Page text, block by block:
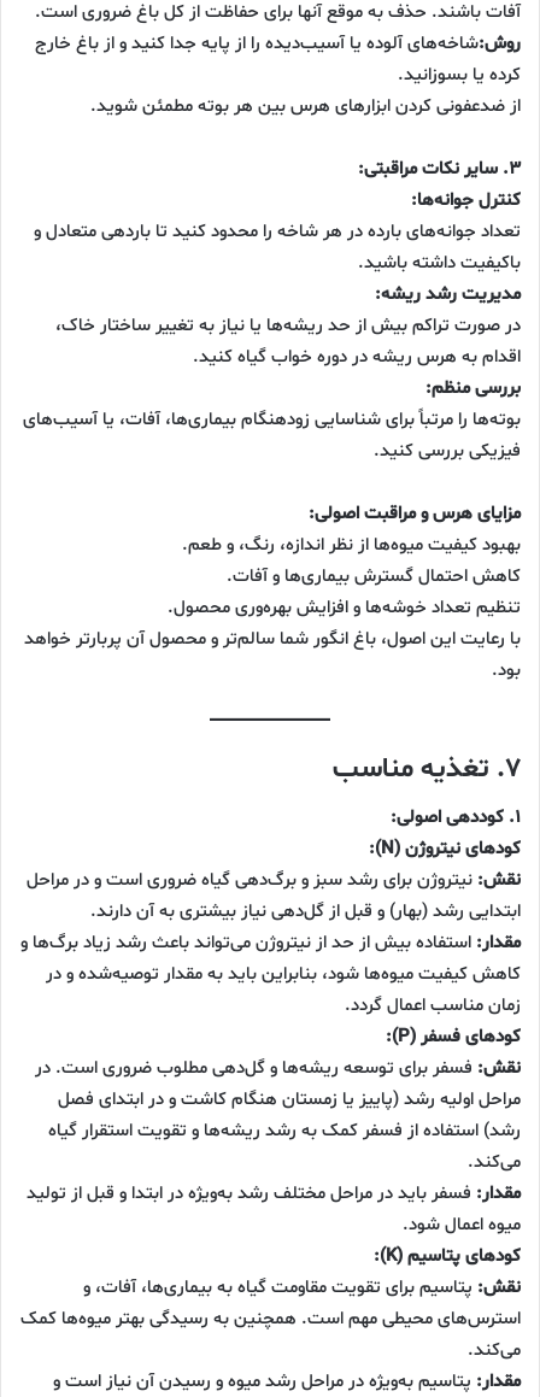
آفات باشند. حذف به موقع آنها برای حفاظت از کل باغ ضروری است.
روش:شاخه‌های آلوده یا آسیب‌دیده را از پایه جدا کنید و از باغ خارج
کرده یا بسوزانید.
از ضدعفونی کردن ابزارهای هرس بین هر بوته مطمئن شوید.
۳. سایر نکات مراقبتی:
کنترل جوانه‌ها:
تعداد جوانه‌های بارده در هر شاخه را محدود کنید تا باردهی متعادل و
باکیفیت داشته باشید.
مدیریت رشد ریشه:
در صورت تراکم بیش از حد ریشه‌ها یا نیاز به تغییر ساختار خاک،
اقدام به هرس ریشه در دوره خواب گیاه کنید.
بررسی منظم:
بوته‌ها را مرتباً برای شناسایی زودهنگام بیماری‌ها، آفات، یا آسیب‌های
فیزیکی بررسی کنید.
مزایای هرس و مراقبت اصولی:
بهبود کیفیت میوه‌ها از نظر اندازه، رنگ، و طعم.
کاهش احتمال گسترش بیماری‌ها و آفات.
تنظیم تعداد خوشه‌ها و افزایش بهره‌وری محصول.
با رعایت این اصول، باغ انگور شما سالم‌تر و محصول آن پربارتر خواهد
بود.
۷. تغذیه مناسب
۱. کوددهی اصولی:
کودهای نیتروژن (N):
نقش: نیتروژن برای رشد سبز و برگ‌دهی گیاه ضروری است و در مراحل
ابتدایی رشد (بهار) و قبل از گل‌دهی نیاز بیشتری به آن دارند.
مقدار: استفاده بیش از حد از نیتروژن می‌تواند باعث رشد زیاد برگ‌ها و
کاهش کیفیت میوه‌ها شود، بنابراین باید به مقدار توصیه‌شده و در
زمان مناسب اعمال گردد.
کودهای فسفر (P):
نقش: فسفر برای توسعه ریشه‌ها و گل‌دهی مطلوب ضروری است. در
مراحل اولیه رشد (پاییز یا زمستان هنگام کاشت و در ابتدای فصل
رشد) استفاده از فسفر کمک به رشد ریشه‌ها و تقویت استقرار گیاه
می‌کند.
مقدار: فسفر باید در مراحل مختلف رشد به‌ویژه در ابتدا و قبل از تولید
میوه اعمال شود.
کودهای پتاسیم (K):
نقش: پتاسیم برای تقویت مقاومت گیاه به بیماری‌ها، آفات، و
استرس‌های محیطی مهم است. همچنین به رسیدگی بهتر میوه‌ها کمک
می‌کند.
مقدار: پتاسیم به‌ویژه در مراحل رشد میوه و رسیدن آن نیاز است و